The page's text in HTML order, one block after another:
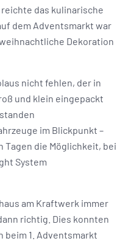
das kulinarische
dem Adventsmarkt war
Dekoration
nicht fehlen, der in
und klein eingepackt
im Blickpunkt –
Tagen die Möglichkeit, bei
System
am Kraftwerk immer
richtig. Dies konnten
beim 1. Adventsmarkt